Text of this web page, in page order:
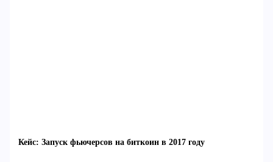
Кейс: Запуск фьючерсов на биткоин в 2017 году